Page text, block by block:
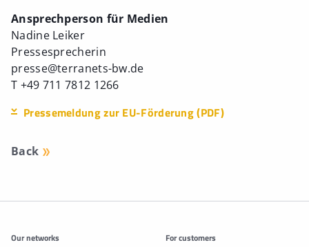
Ansprechperson für Medien
Nadine Leiker
Pressesprecherin
presse@terranets-bw.de
T +49 711 7812 1266
Pressemeldung zur EU-Förderung (PDF)
Back
Additonal information
Our networks For customers